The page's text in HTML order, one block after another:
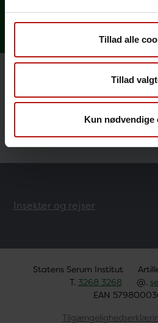
Tillad alle
Tillad
Kun nødvendige
Generelle rejseråd
Rejseråd til gravide
Rejsevaccination af børn
Insekter og rejser
Statens Serum Institut
T. 3268 3268 @.
EAN